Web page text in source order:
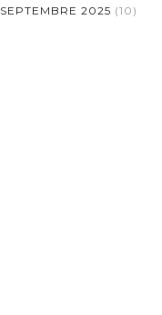
SEPTEMBRE 2025 (10)